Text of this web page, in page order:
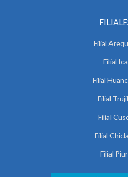
Filial
Filial Ica
Filial
Filial
Filial
Filial
Filial